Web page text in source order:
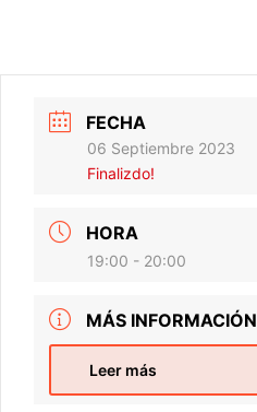
FECHA
06 Septiembre 2023
Finalizdo!
HORA
19:00 - 20:00
MÁS INFORMACIÓN
Leer más